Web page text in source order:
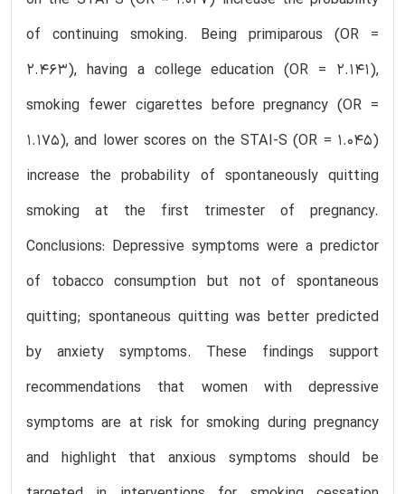
of continuing smoking. Being primiparous (OR =
2.463), having a college education (OR = 2.141),
smoking fewer cigarettes before pregnancy (OR =
1.175), and lower scores on the STAI-S (OR = 1.045)
increase the probability of spontaneously quitting
smoking at the first trimester of pregnancy.
Conclusions: Depressive symptoms were a predictor
of tobacco consumption but not of spontaneous
quitting; spontaneous quitting was better predicted
by anxiety symptoms. These findings support
recommendations that women with depressive
symptoms are at risk for smoking during pregnancy
and highlight that anxious symptoms should be